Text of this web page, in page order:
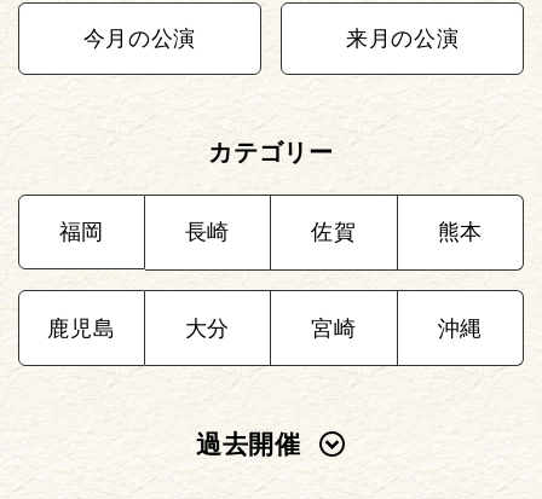
今月の公演 来月の公演
カテゴリー
福岡 長崎 佐賀 熊本
鹿児島 大分 宮崎 沖縄
過去開催